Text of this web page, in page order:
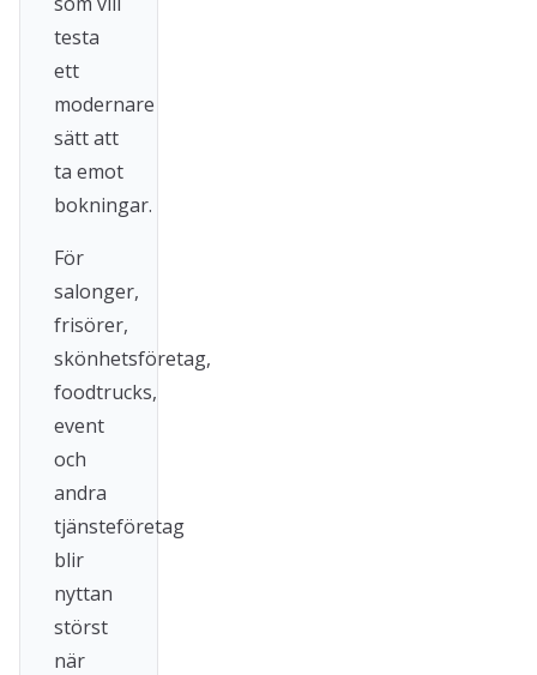
testa
ett
modernare
sätt att
ta emot
bokningar.
För
salonger,
frisörer,
skönhetsföretag,
foodtrucks,
event
och
andra
tjänsteföretag
blir
nyttan
störst
när